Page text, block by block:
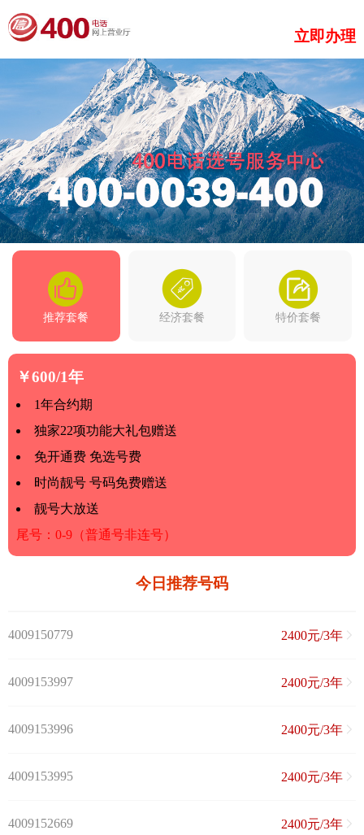
立即办理
推荐套餐 经济套餐 特价套餐
￥600/1年
1年合约期
独家22项功能大礼包赠送
免开通费 免选号费
时尚靓号 号码免费赠送
靓号大放送
尾号：0-9（普通号非连号）
今日推荐号码
4009150779 2400元/3年
4009153997 2400元/3年
4009153996 2400元/3年
4009153995 2400元/3年
4009152669 2400元/3年